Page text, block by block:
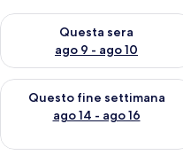
Questa sera
ago 9 - ago 10
Verifica la disponibilità per
Questo fine settimana
ago 14 - ago 16
Verifica la disponibilità per